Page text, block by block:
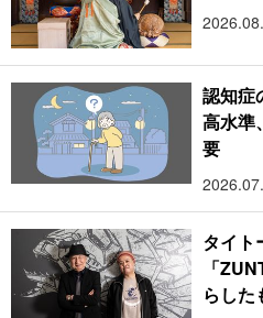
認知症
高水準
要
タイト
「
らした